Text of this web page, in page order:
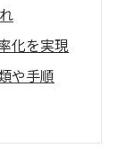
化を実現
や手順
ポイント